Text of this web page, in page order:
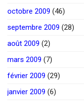
octobre 2009 (46)
septembre 2009 (28)
août 2009 (2)
mars 2009 (7)
février 2009 (29)
janvier 2009 (6)